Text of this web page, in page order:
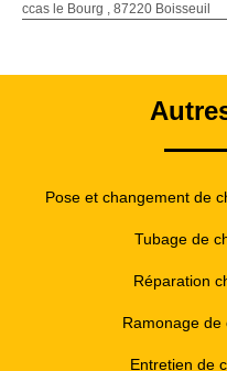
ccas le Bourg , 87220 Boisseuil
Pose et changement de
Tubage de
Réparation
Ramonage
Entretien de